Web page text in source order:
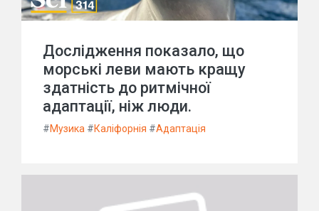
Дослідження показало, що
морські леви мають кращу
здатність до ритмічної
адаптації, ніж люди.
#Музика #Каліфорнія #Адаптація